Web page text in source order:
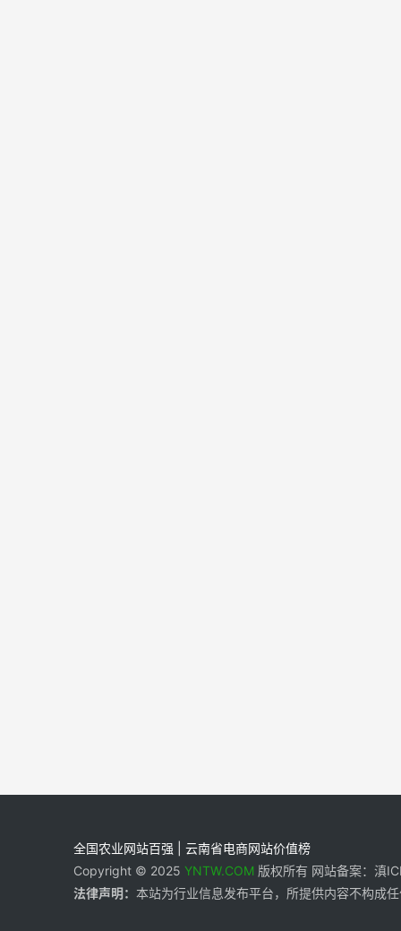
全国农业网站百强 | 云南省电商网站价值榜
Copyright © 2025 YNTW.COM 版权所有 网站备案：滇
法律声明： 本站为行业信息发布平台，所提供内容不构成